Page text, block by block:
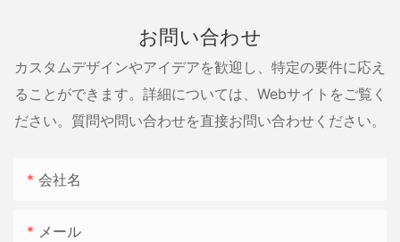
お問い合わせ
カスタムデザインやアイデアを歓迎し、特定の要件に応え
ることができます。詳細については、Webサイトをご覧く
ださい。質問や問い合わせを直接お問い合わせください。
会社名
メール